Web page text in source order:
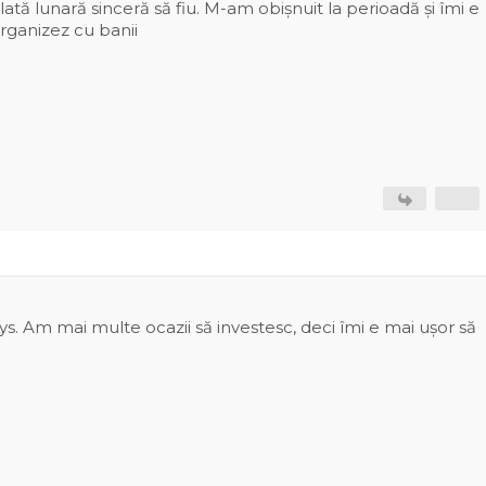
lunară sinceră să fiu. M-am obișnuit la perioadă și îmi e
cu banii
Am mai multe ocazii să investesc, deci îmi e mai ușor să